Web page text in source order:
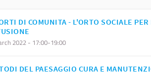
DI COMUNITA - L'ORTO SOCIALE
2022 - 17:00-19:00
DEL PAESAGGIO CURA E